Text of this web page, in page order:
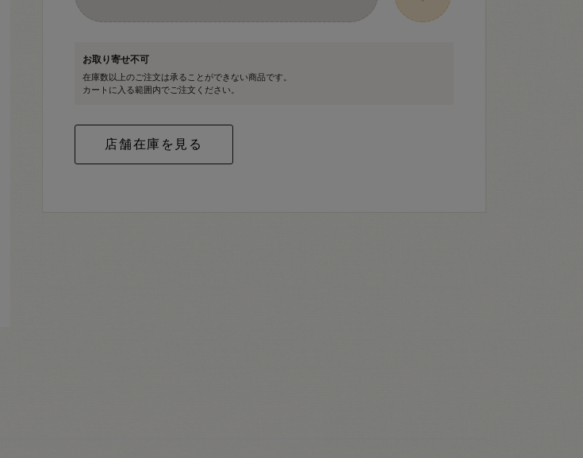
お取り寄せ不可
在庫数以上のご注文は承ることができない商品です。
カートに入る範囲内でご注文ください。